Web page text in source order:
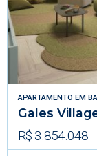
APARTAMENTO EM
Gales
R$ 3.854.048